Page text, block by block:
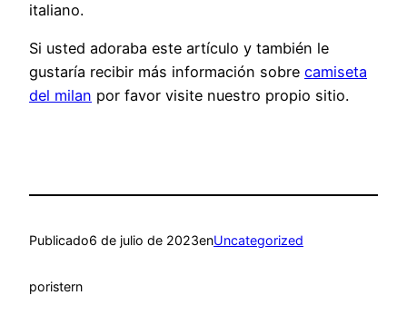
italiano.
Si usted adoraba este artículo y también le
gustaría recibir más información sobre camiseta
del milan por favor visite nuestro propio sitio.
Publicado6 de julio de 2023enUncategorized
poristern